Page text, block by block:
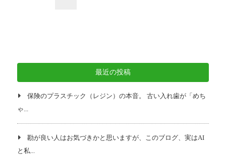
最近の投稿
保険のプラスチック（レジン）の本音。 古い入れ歯が「めち
ゃ...
勘が良い人はお気づきかと思いますが、このブログ、実はAI
と私...